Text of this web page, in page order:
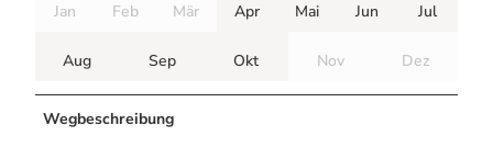
Jan Feb Mär Apr Mai Jun Jul
Aug Sep Okt Nov Dez
Wegbeschreibung